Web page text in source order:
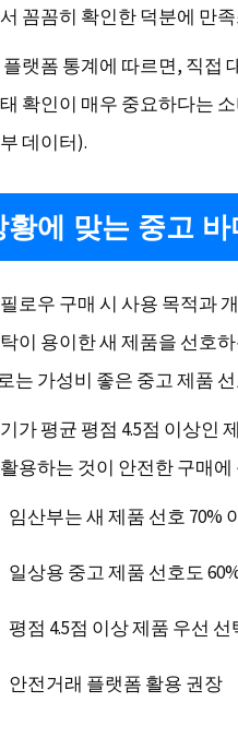
꼼꼼히 확인한 덕분에 만
랫폼 통계에 따르면, 직접
확인이 매우 중요하다는
데이터).
황에 맞는 중고
로우 구매 시 사용 목적과
이 용이한 새 제품을 선호
는 가성비 좋은 중고 제품
가 평균 평점 4.5점 이상인
용하는 것이 안전한 구매에
임산부는 새 제품 선호 70%
일상용 중고 제품 선호도
평점 4.5점 이상 제품 우선 선
안전거래 플랫폼 활용 권장